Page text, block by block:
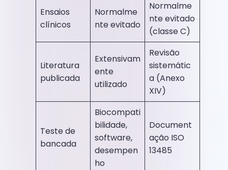
Ensaios
clínicos
Normalme
nte evitado
Normalme
nte evitado
(classe C)
Literatura
publicada
Extensivam
ente
utilizado
Revisão
sistemátic
a (Anexo
XIV)
Teste de
bancada
Biocompati
bilidade,
software,
desempen
ho
Document
ação ISO
13485